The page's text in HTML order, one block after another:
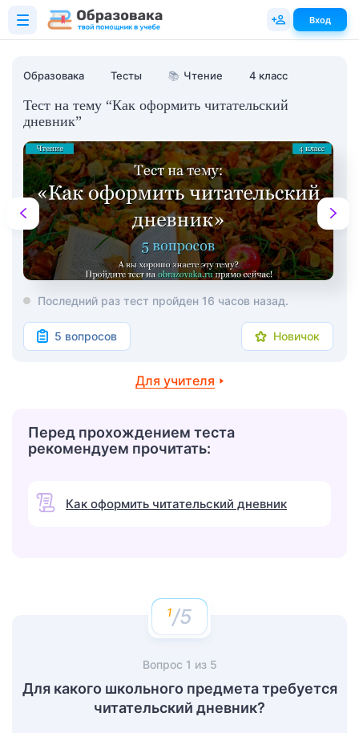
Образовака Тесты 📚 Чтение 4 класс
Тест на тему “Как оформить читательский
дневник”
Последний раз тест пройден 16 часов назад.
5 вопросов Новичок
Для учителя
Перед прохождением теста
рекомендуем прочитать:
Как оформить читательский дневник
/5
Вопрос 1 из 5
Для какого школьного предмета требуется
читательский дневник?
Вход